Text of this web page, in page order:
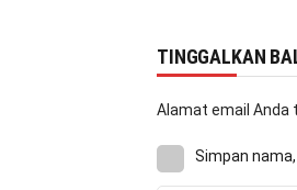
TINGGALKAN
Alamat email Anda
Simpan